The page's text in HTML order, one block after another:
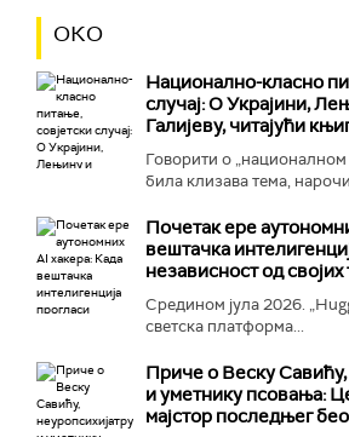
ОКО
Национално-класнo
случај: О Украјини,
Галијеву, читајући
Говорити о „националном
била клизава тема,
Почетак ере
вештачка
независност од
Средином јула 2026.
светска платформа...
Приче о Веску Савићу,
и уметнику псовања:
мајстор последњег